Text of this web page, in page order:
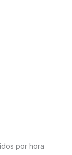
por hora